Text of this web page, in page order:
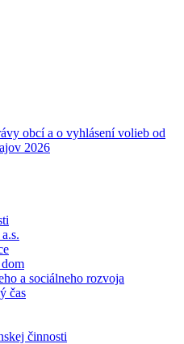
obcí a o vyhlásení volieb od
2026
a sociálneho rozvoja
čas
činnosti